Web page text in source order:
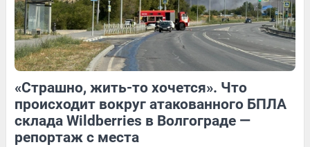
Обсудить 1 Обсудить
1 Обсудить 3 Обсудить
«Страшно, жить-то хочется». Что
происходит вокруг атакованного БПЛА
склада Wildberries в Волгограде —
репортаж с места